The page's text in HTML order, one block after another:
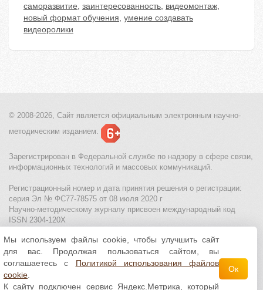
саморазвитие, заинтересованность, видеомонтаж,
новый формат обучения, умение создавать
видеоролики
© 2008-2026, Сайт является официальным электронным научно-
методическим изданием.
Зарегистрирован в Федеральной службе по надзору в сфере связи,
информационных технологий и массовых коммуникаций.
Регистрационный номер и дата принятия решения о регистрации:
серия Эл № ФС77-78575 от 08 июля 2020 г
Научно-методическому журналу присвоен международный код
ISSN 2304-120X
МЦИТО|Школьные олимпиады и онлайн конкурсы для детей
Политика использования файлов cookie| Политика обработки и
защиты персональных данных
Все материалы доступны полицензии Creative
Мы используем файлы cookie, чтобы улучшить сайт
для вас. Продолжая пользоваться сайтом, вы
соглашаетесь с Политикой использования файлов
cookie
К сайту подключен сервис Яндекс.Метрика, который
Ок